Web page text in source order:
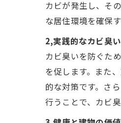
カビが発生し、そ
な居住環境を確保
2,実践的なカビ臭
カビ臭いを防ぐた
を促します。また
的な対策です。さ
行うことで、カビ